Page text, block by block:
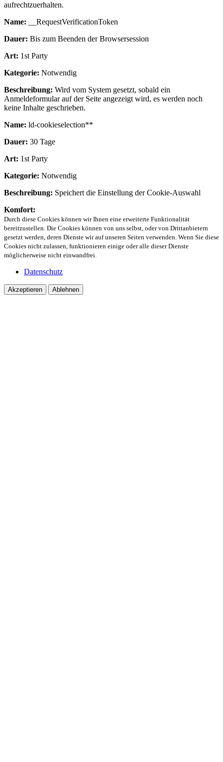
aufrechtzuerhalten.
Name: __RequestVerificationToken
Dauer: Bis zum Beenden der Browsersession
Art: 1st Party
Kategorie: Notwendig
Beschreibung: Wird vom System gesetzt, sobald ein
Anmeldeformular auf der Seite angezeigt wird, es werden noch
keine Inhalte geschrieben.
Name: ld-cookieselection**
Dauer: 30 Tage
Art: 1st Party
Kategorie: Notwendig
Beschreibung: Speichert die Einstellung der Cookie-Auswahl
Komfort:
Durch diese Cookies können wir Ihnen eine erweiterte Funktionalität
bereitzustellen. Die Cookies können von uns selbst, oder von Drittanbietern
gesetzt werden, deren Dienste wir auf unseren Seiten verwenden. Wenn Sie diese
Cookies nicht zulassen, funktionieren einige oder alle dieser Dienste
möglicherweise nicht einwandfrei.
Datenschutz
Akzeptieren Ablehnen